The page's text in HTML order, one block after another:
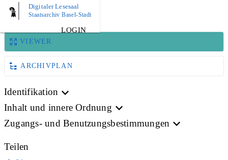
Digitaler Lesesaal
Staatsarchiv Basel-Stadt
LOGIN
BILD
VIEWER
ARCHIVPLAN
Identifikation
Inhalt und innere Ordnung
Zugangs- und Benutzungsbestimmungen
Teilen